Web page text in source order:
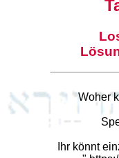
Woher
Ihr könnt